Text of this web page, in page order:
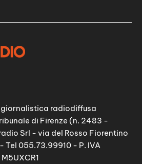
radiodiffusa
di Firenze (n. 2483 -
Srl - via del Rosso Fiorentino
055.73.99910 - P. IVA